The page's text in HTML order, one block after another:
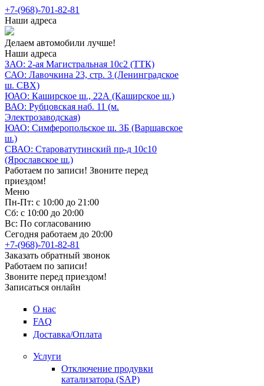
+7-(968)-701-82-81
Наши адреса
Делаем автомобили лучше!
Наши адреса
ЗАО: 2-ая Магистральная 10с2 (ТТК)
САО: Лавочкина 23, стр. 3 (Ленинградское
ш. СВХ)
ЮАО: Каширское ш., 22А (Каширское ш.)
ВАО: Рубцовская наб. 11 (м.
Электрозаводская)
ЮАО: Симферопольское ш. 3Б (Варшавское
ш.)
СВАО: Староватутинский пр-д 10с10
(Ярославское ш.)
Работаем по записи! Звоните перед
приездом!
Меню
Пн-Пт: с 10:00 до 21:00
Сб: с 10:00 до 20:00
Вс: По согласованию
Сегодня работаем до 20:00
+7-(968)-701-82-81
Заказать обратный звонок
Работаем по записи!
Звоните перед приездом!
Записаться онлайн
О нас
FAQ
Доставка/Оплата
Услуги
Отключение продувки
катализатора (SAP)